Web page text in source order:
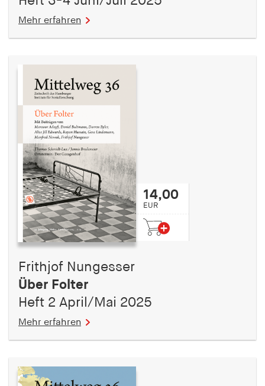
Mehr erfahren
14,00
EUR
Frithjof Nungesser
Über Folter
Heft 2 April/Mai 2025
Mehr erfahren